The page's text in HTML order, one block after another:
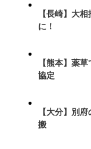
【長崎】大
に！
【熊本】薬
協定
【大分】別
搬